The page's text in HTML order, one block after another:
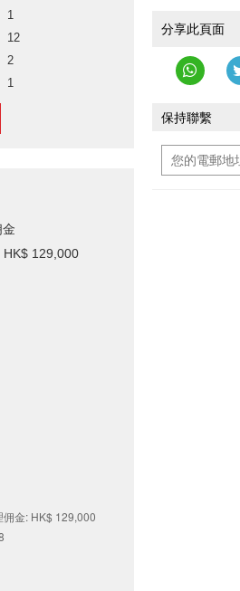
1
12
2
1
分享此頁面
保持聯繫
HK$ 129,000